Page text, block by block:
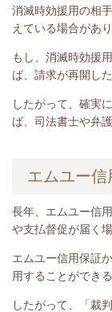
消滅時効援用の相
えている場合があり
もし、消滅時効援
ば、請求が再開し
したがって、確実
ば、司法書士や弁
エムユー
長年、エムユー信
や支払督促が届く
エムユー信用保証
用することができ
したがって、「裁